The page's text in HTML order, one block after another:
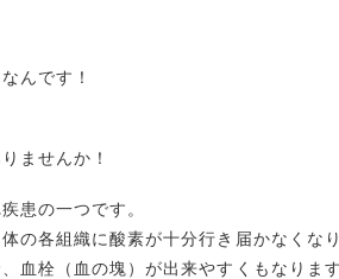
んです！
ませんか！
患の一つです。
の各組織に酸素が十分行き届かなくなり
血栓（血の塊）が出来やすくもなります